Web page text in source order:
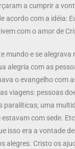
a cumprir a
acordo com a idéia:
com o amor de
mundo e se alegrava
alegria com as
o evangelho com
viagens: pessoas
paralíticas; uma
com sede.
isso era a vontade
alegres. Cristo os